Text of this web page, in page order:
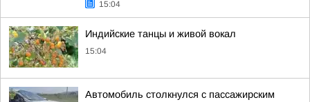
15:04
Индийские танцы и живой вокал
15:04
Автомобиль столкнулся с пассажирским